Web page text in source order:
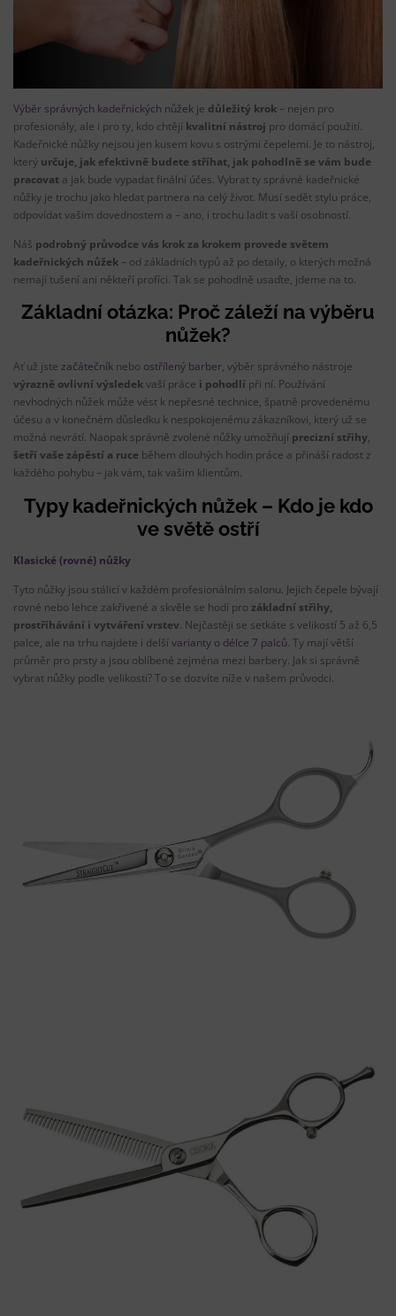
Výběr správných kadeřnických nůžek je důležitý krok – nejen pro
profesionály, ale i pro ty, kdo chtějí kvalitní nástroj pro domácí použití.
Kadeřnické nůžky nejsou jen kusem kovu s ostrými čepelemi. Je to nástroj,
který určuje, jak efektivně budete stříhat, jak pohodlně se vám bude
pracovat a jak bude vypadat finální účes. Vybrat ty správné kadeřnické
nůžky je trochu jako hledat partnera na celý život. Musí sedět stylu práce,
odpovídat vašim dovednostem a – ano, i trochu ladit s vaší osobností.
Náš podrobný průvodce vás krok za krokem provede světem
kadeřnických nůžek – od základních typů až po detaily, o kterých možná
nemají tušení ani někteří profíci. Tak se pohodlně usaďte, jdeme na to.
Základní otázka: Proč záleží na výběru
nůžek?
Ať už jste začátečník nebo ostřílený barber, výběr správného nástroje
výrazně ovlivní výsledekvaší práce i pohodlí při ní. Používání
nevhodných nůžek může vést k nepřesné technice, špatně provedenému
účesu a v konečném důsledku k nespokojenému zákazníkovi, který už se
možná nevrátí. Naopak správně zvolené nůžky umožňují precizní střihy,
šetří vaše zápěstí a ruce během dlouhých hodin práce a přináší radost z
každého pohybu – jak vám, tak vašim klientům.
Typy kadeřnických nůžek – Kdo je kdo
ve světě ostří
Klasické (rovné) nůžky
Tyto nůžky jsou stálicí v každém profesionálním salonu. Jejich čepele bývají
rovné nebo lehce zakřivené a skvěle se hodí pro základní střihy,
prostříhávání i vytváření vrstev. Nejčastěji se setkáte s velikostí 5 až 6,5
palce, ale na trhu najdete i delšívarianty o délce 7 palců. Ty mají větší
průměr pro prsty a jsou oblíbené zejména mezi barbery. Jak si správně
vybrat nůžky podle velikosti? To se dozvíte níže v našem průvodci.